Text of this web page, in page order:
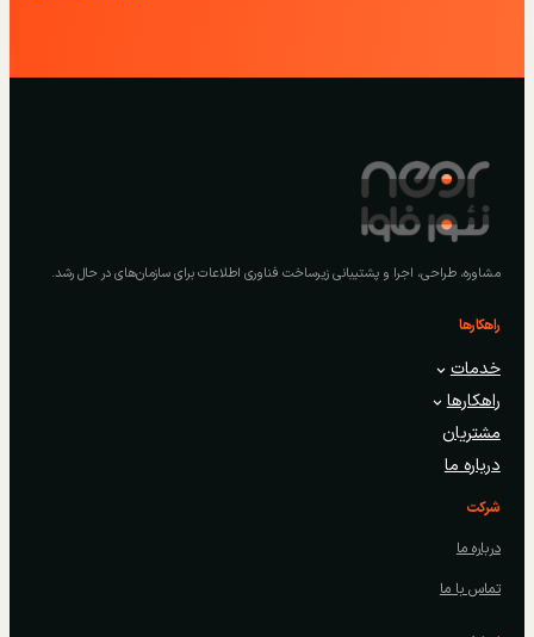
مشاوره، طراحی، اجرا و پشتیبانی زیرساخت فناوری اطلاعات برای سازمان‌های در حال رشد.
راهکارها
خدمات
راهکارها
مشتریان
درباره ما
شرکت
درباره ما
تماس با ما